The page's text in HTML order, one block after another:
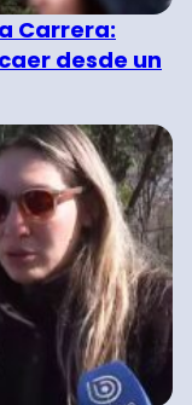
Carrera:
desde un